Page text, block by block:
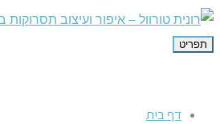
תפריט
דף בית